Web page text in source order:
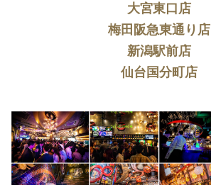
大宮東口店
梅田阪急東通り店
新潟駅前店
仙台国分町店